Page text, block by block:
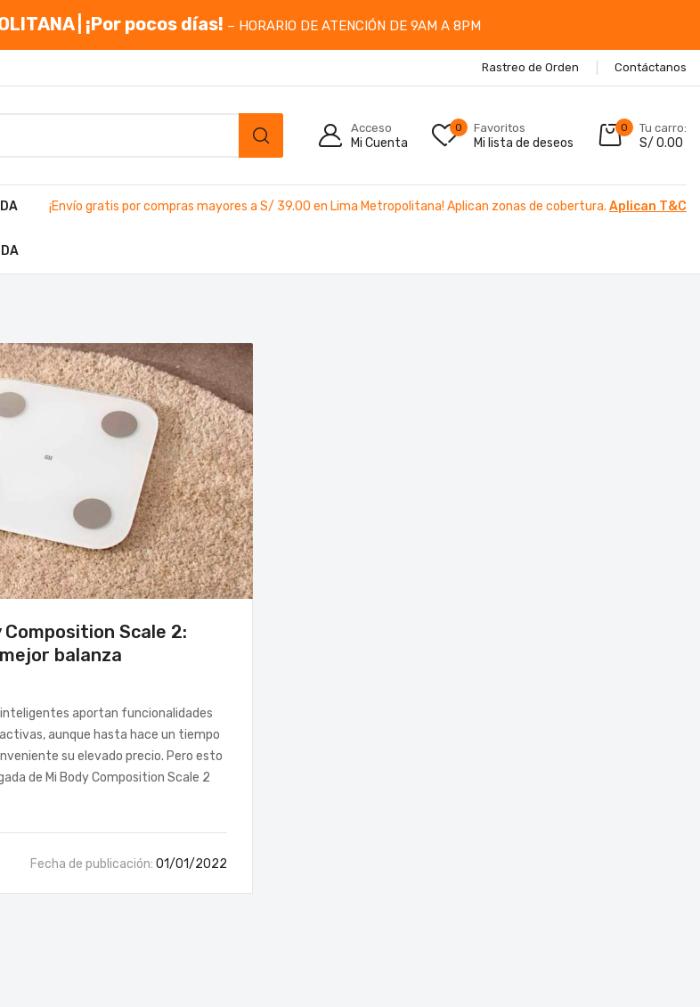
| ¡Por pocos días! – HORARIO DE ATENCIÓN DE 9AM A 8PM
Rastreo de Orden Contáctanos
Acceso
Mi Cuenta
0 Favoritos
Mi lista de deseos
0 Tu carro:
S/ 0.00
¡Envío gratis por compras mayores a S/ 39.00 en Lima Metropolitana! Aplican zonas de cobertura. Aplican T&C
Composition Scale 2:
balanza
aportan funcionalidades
aunque hasta hace un tiempo
su elevado precio. Pero esto
de Mi Body Composition Scale 2
Fecha de publicación: 01/01/2022